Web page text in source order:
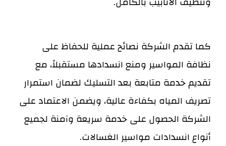
كما تقدم الشركة نصائح عملية للحفاظ على
نظافة المواسير ومنع انسدادها مستقبلاً، مع
تقديم خدمة متابعة بعد التسليك لضمان استمرار
تصريف المياه بكفاءة عالية، ويضمن الاعتماد على
الشركة الحصول على خدمة سريعة وآمنة لجميع
أنواع انسدادات مواسير الغسالات.